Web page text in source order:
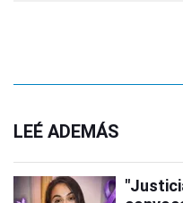
LEÉ ADEMÁS